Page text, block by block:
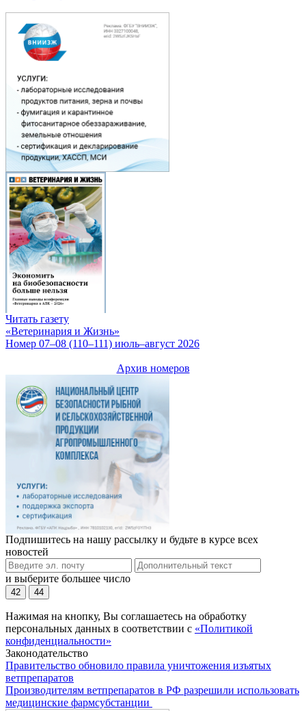
Читать газету
«Ветеринария и Жизнь»
Номер 07–08 (110–111) июль–август 2026
Архив номеров
Подпишитесь на нашу рассылку и будьте в курсе всех
новостей
и выберите большее число
42 44
Нажимая на кнопку, Вы соглашаетесь на обработку
персональных данных в соответствии с «Политикой
конфиденциальности»
Законодательство
Правительство обновило правила уничтожения изъятых
ветпрепаратов
Производителям ветпрепаратов в РФ разрешили использовать
медицинские фармсубстанции